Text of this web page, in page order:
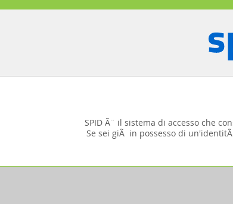
SPID Ã¨ il sistema di accesso che
Se sei giÃ in possesso di